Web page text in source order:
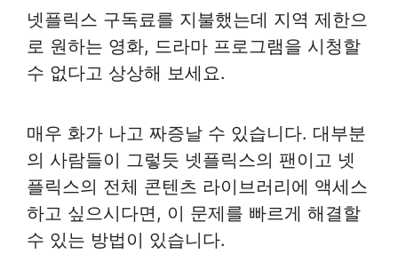
넷플릭스 구독료를 지불했는데 지역 제한으
로 원하는 영화, 드라마 프로그램을 시청할
수 없다고 상상해 보세요.
매우 화가 나고 짜증날 수 있습니다. 대부분
의 사람들이 그렇듯 넷플릭스의 팬이고 넷
플릭스의 전체 콘텐츠 라이브러리에 액세스
하고 싶으시다면, 이 문제를 빠르게 해결할
수 있는 방법이 있습니다.